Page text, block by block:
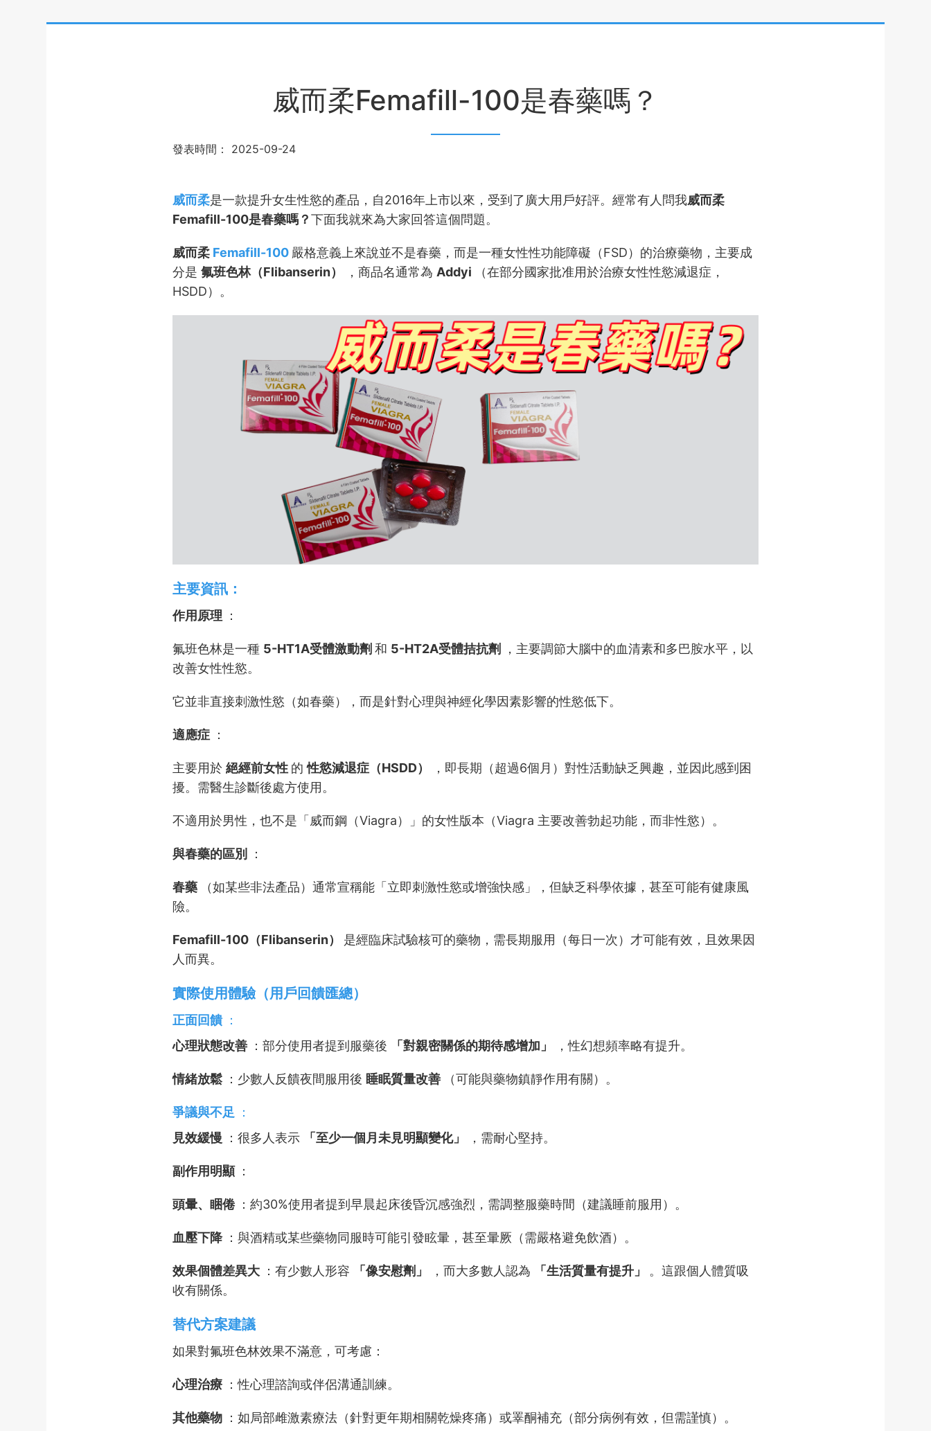
威而柔Femafill-100是春藥嗎？
發表時間： 2025-09-24
威而柔是一款提升女生性慾的產品，自2016年上市以來，受到了廣大用戶好評。經常有人問我威而柔
Femafill-100是春藥嗎？下面我就來為大家回答這個問題。
威而柔 Femafill-100 嚴格意義上來說並不是春藥，而是一種女性性功能障礙（FSD）的治療藥物，主要成
分是 氟班色林（Flibanserin） ，商品名通常為 Addyi
（在部分國家批准用於治療女性性慾減退症，
HSDD）。
主要資訊：
作用原理 ：
氟班色林是一種 5-HT1A受體激動劑 和 5-HT2A受體拮抗劑
，主要調節大腦中的血清素和多巴胺水平，以
改善女性性慾。
它並非直接刺激性慾（如春藥），而是針對心理與神經化學因素影響的性慾低下。
適應症 ：
主要用於 絕經前女性 的性慾減退症（HSDD）
，即長期（超過6個月）對性活動缺乏興趣，並因此感到困
擾。需醫生診斷後處方使用。
不適用於男性，也不是「威而鋼（Viagra）」的女性版本（Viagra 主要改善勃起功能，而非性慾）。
與春藥的區別 ：
春藥
（如某些非法產品）通常宣稱能「立即刺激性慾或增強快感」，但缺乏科學依據，甚至可能有健康風
險。
Femafill-100（Flibanserin） 是經臨床試驗核可的藥物，需長期服用（每日一次）才可能有效，且效果因
人而異。
實際使用體驗（用戶回饋匯總）
正面回饋 ：
心理狀態改善 ：部分使用者提到服藥後 「對親密關係的期待感增加」 ，性幻想頻率略有提升。
情緒放鬆 ：少數人反饋夜間服用後 睡眠質量改善 （可能與藥物鎮靜作用有關）。
爭議與不足 ：
見效緩慢
：很多人表示 「至少一個月未見明顯變化」 ，需耐心堅持。
副作用明顯 ：
頭暈、睏倦 ：約30%使用者提到早晨起床後昏沉感強烈，需調整服藥時間（建議睡前服用）。
血壓下降 ：與酒精或某些藥物同服時可能引發眩暈，甚至暈厥（需嚴格避免飲酒）。
效果個體差異大 ：有少數人形容 「像安慰劑」 ，而大多數人認為 「生活質量有提升」 。這跟個人體質吸
收有關係。
替代方案建議
如果對氟班色林效果不滿意，可考慮：
心理治療 ：性心理諮詢或伴侶溝通訓練。
其他藥物 ：如局部雌激素療法（針對更年期相關乾燥疼痛）或睪酮補充（部分病例有效，但需謹慎）。